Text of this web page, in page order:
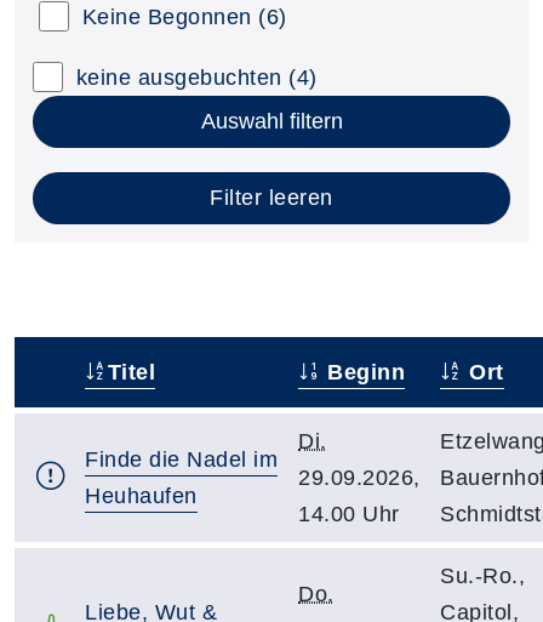
Keine Begonnen (6)
keine ausgebuchten (4)
Auswahl filtern
Filter leeren
Titel Beginn Ort
Finde die Nadel im
Heuhaufen
Di.
29.09.2026,
14.00 Uhr
Liebe, Wut &
Do.
Su.-Ro.,
Capitol,